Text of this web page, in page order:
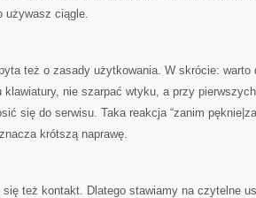
używasz ciągle.
też o zasady użytkowania. W skrócie:
klawiatury, nie szarpać wtyku, a przy
się do serwisu. Taka reakcja “zanim
krótszą naprawę.
też kontakt. Dlatego stawiamy na czytelne